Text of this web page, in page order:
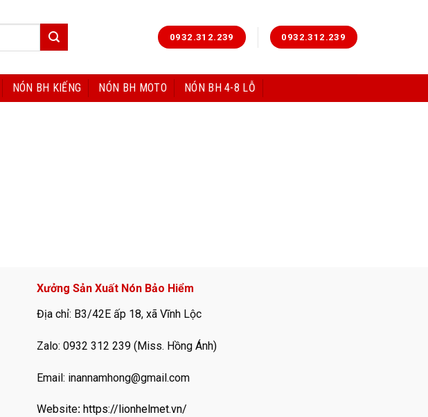
0932.312.239 0932.312.239
NÓN BH KIẾNG NÓN BH MOTO NÓN BH 4-8 LỖ
Xưởng Sản Xuất Nón Bảo Hiểm
Địa chỉ: B3/42E ấp 18, xã Vĩnh Lộc
Zalo: 0932 312 239 (Miss. Hồng Ánh)
Email: inannamhong@gmail.com
Website: https://lionhelmet.vn/